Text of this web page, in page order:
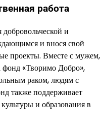
работа
и
и внося свой
проекты. Вместе с мужем,
фонд «Творимо Добро»,
раком, людям с
также поддерживает
и образования в